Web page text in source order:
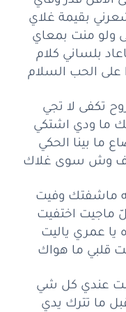
الحب السلام
تكفىلاتجي
ما ودياشتكي
مابينا الحكي
وشسوى
اختفيت
عمريياليت
عنديكلشي
بقيمة غلاي
ولو منت بمعاي
بلساني كلام
على الحب السلام
تكفى لا تجي
ما ودي اشتكي
ما بينا الحكي
وش سوى غلاك
ماشفتك وفيت
ماجيت اختفيت
يا عمري ياليت
قلبي ما هواك
عندي كل شي
ما تترك يدي